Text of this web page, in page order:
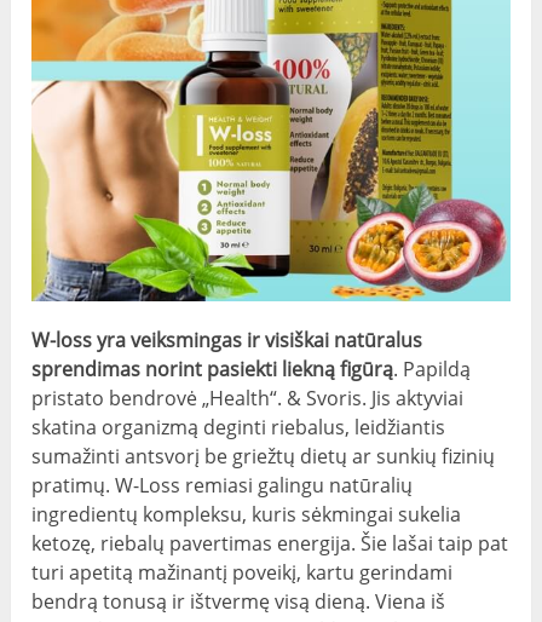
W-loss yra veiksmingas ir visiškai natūralus
sprendimas norint pasiekti liekną figūrą. Papildą
pristato bendrovė „Health“. & Svoris. Jis aktyviai
skatina organizmą deginti riebalus, leidžiantis
sumažinti antsvorį be griežtų dietų ar sunkių fizinių
pratimų. W-Loss remiasi galingu natūralių
ingredientų kompleksu, kuris sėkmingai sukelia
ketozę, riebalų pavertimas energija. Šie lašai taip pat
turi apetitą mažinantį poveikį, kartu gerindami
bendrą tonusą ir ištvermę visą dieną. Viena iš